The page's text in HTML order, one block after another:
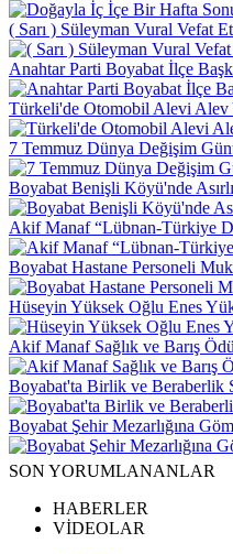
( Sarı ) Süleyman Vural Vefat
Anahtar Parti Boyabat İlçe
Türkeli'de Otomobil Alevi Alev
7 Temmuz Dünya Değişim
Boyabat Benişli Köyü'nde
Akif Manaf “Lübnan-Türkiye
Boyabat Hastane Personeli
Hüseyin Yüksek Oğlu Enes
Akif Manaf Sağlık ve Barış
Boyabat'ta Birlik ve Beraberlik
Boyabat Şehir Mezarlığına
SON YORUMLANANLAR
HABERLER
VİDEOLAR